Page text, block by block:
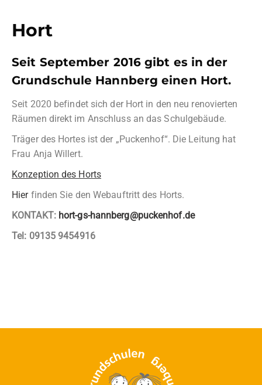
Hort
Seit September 2016 gibt es in der
Grundschule Hannberg einen Hort.
Seit 2020 befindet sich der Hort in den neu renovierten
Räumen direkt im Anschluss an das Schulgebäude.
Träger des Hortes ist der „Puckenhof“. Die Leitung hat
Frau Anja Willert.
Konzeption des Horts
Hierfinden Sie den Webauftritt des Horts.
KONTAKT: hort-gs-hannberg@puckenhof.de
Tel: 09135 9454916